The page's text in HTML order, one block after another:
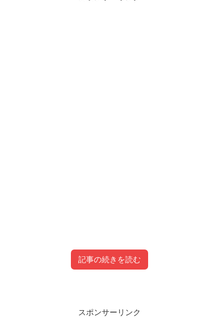
記事の続きを読む
スポンサーリンク